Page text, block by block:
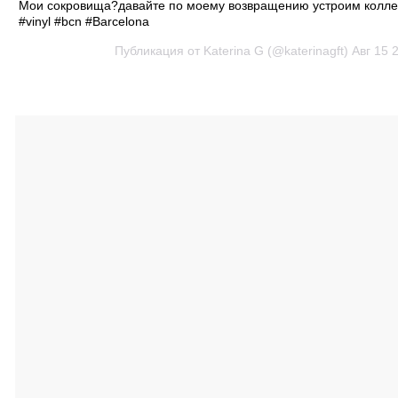
Мои сокровища?давайте по моему возвращению устроим
#vinyl #bcn #Barcelona
Публикация от Katerina G (@katerinagft) Авг 15